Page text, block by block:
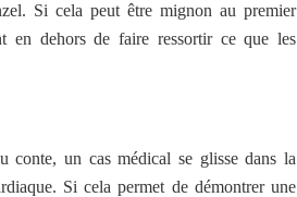
Si cela peut être mignon au premier
en dehors de faire ressortir ce que les
conte, un cas médical se glisse dans la
Si cela permet de démontrer une